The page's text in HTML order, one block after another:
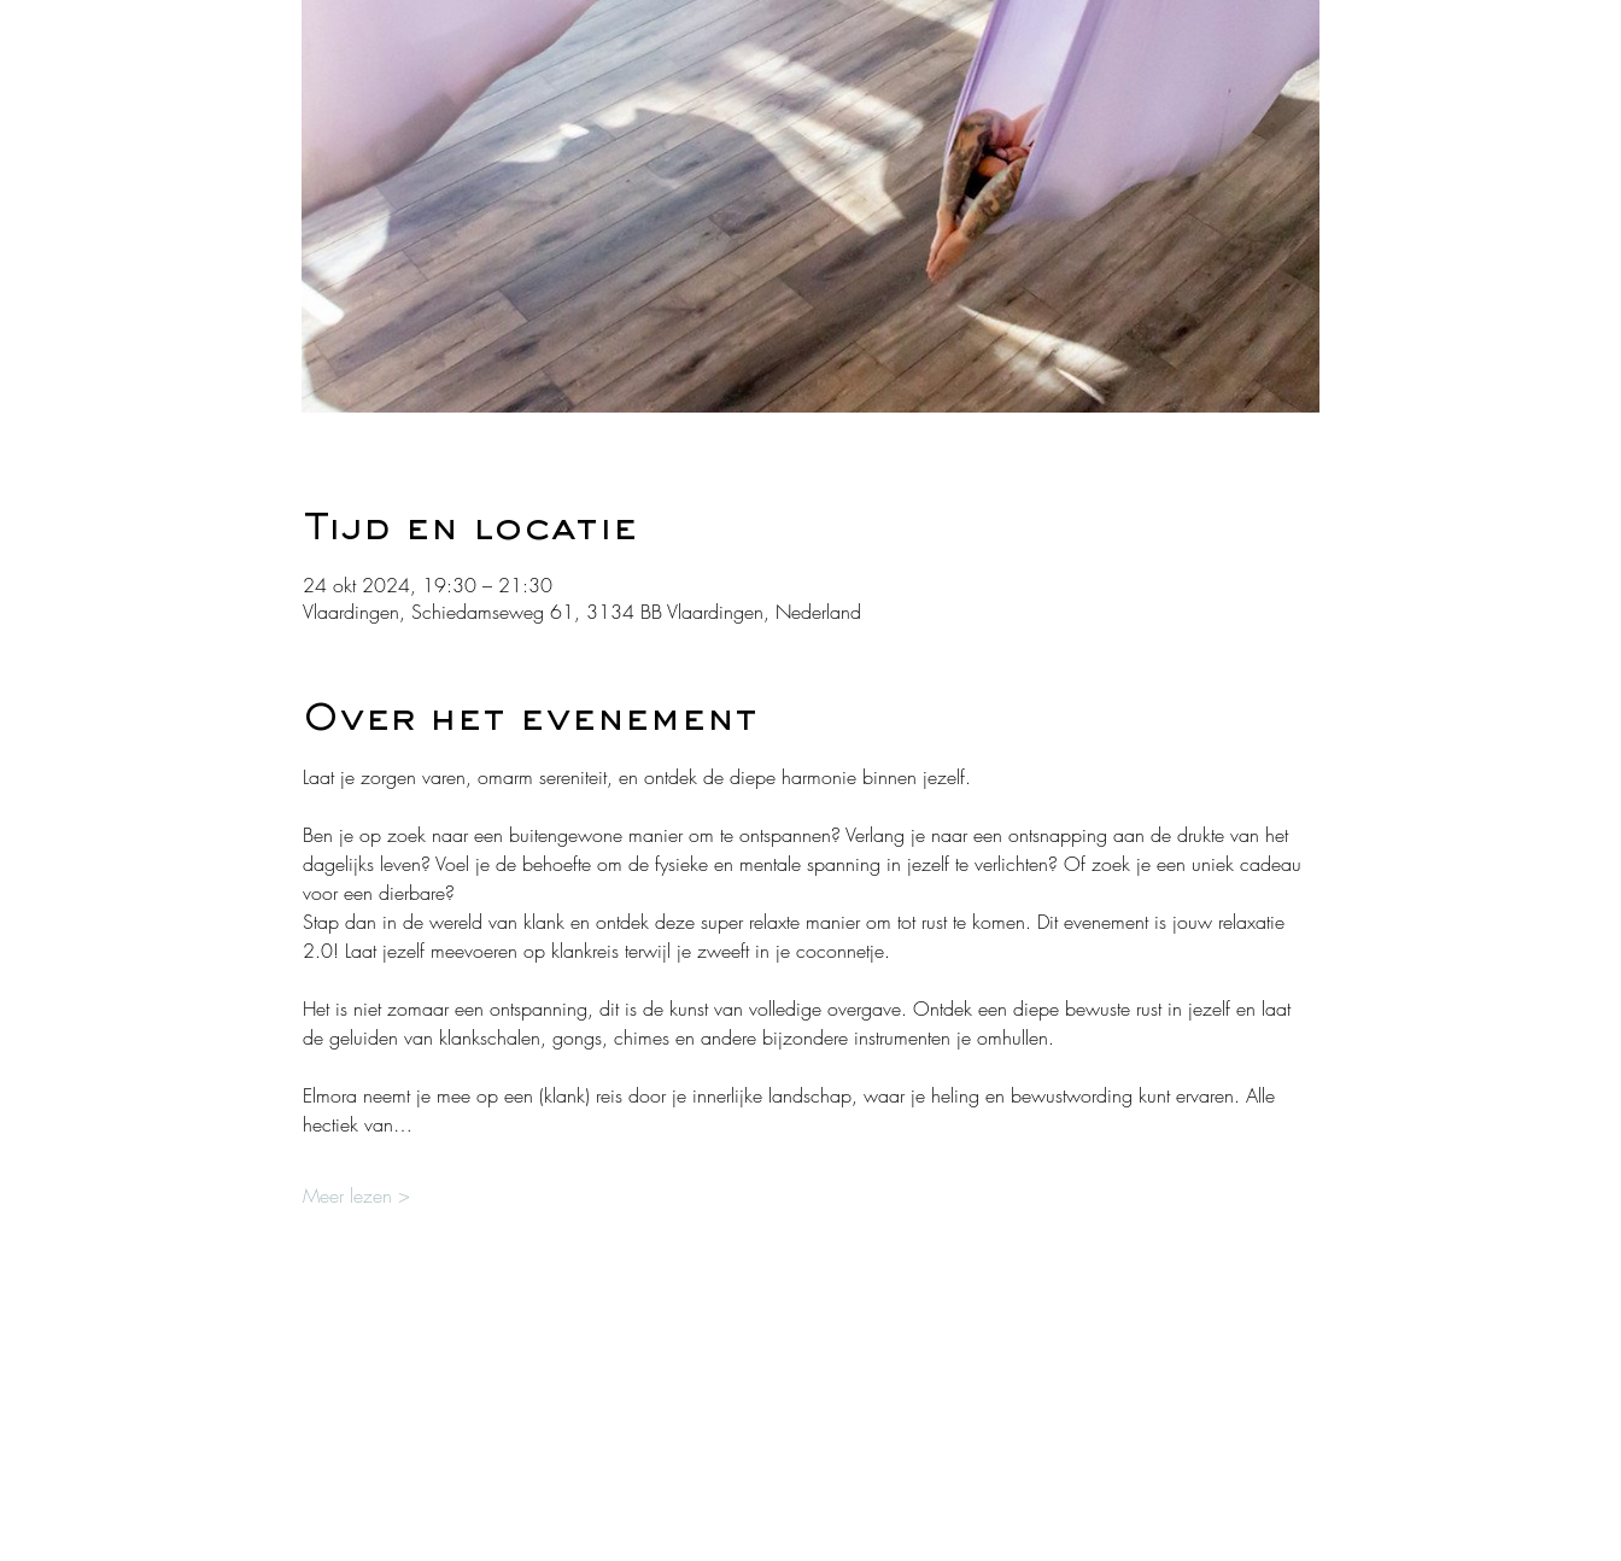
Tijd en locatie
24 okt 2024, 19:30 – 21:30
Vlaardingen, Schiedamseweg 61, 3134 BB Vlaardingen, Nederland
Over het evenement
Laat je zorgen varen, omarm sereniteit, en ontdek de diepe harmonie binnen jezelf.
Ben je op zoek naar een buitengewone manier om te ontspannen? Verlang je naar een ontsnapping aan de drukte van het
dagelijks leven? Voel je de behoefte om de fysieke en mentale spanning in jezelf te verlichten? Of zoek je een uniek cadeau
voor een dierbare?
Stap dan in de wereld van klank en ontdek deze super relaxte manier om tot rust te komen. Dit evenement is jouw relaxatie
2.0! Laat jezelf meevoeren op klankreis terwijl je zweeft in je coconnetje.
Het is niet zomaar een ontspanning, dit is de kunst van volledige overgave. Ontdek een diepe bewuste rust in jezelf en laat
de geluiden van klankschalen, gongs, chimes en andere bijzondere instrumenten je omhullen.
Elmora neemt je mee op een (klank) reis door je innerlijke landschap, waar je heling en bewustwording kunt ervaren. Alle
hectiek van…
Meer lezen >